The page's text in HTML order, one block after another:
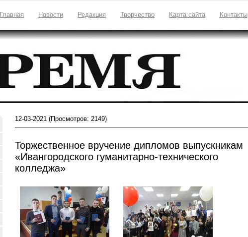
Главная Новости Редакция Творчество Карта сайта Контакты
12-03-2021 (Просмотров: 2149)
Торжественное вручение дипломов выпускникам
«Ивангородского гуманитарно-технического
колледжа»